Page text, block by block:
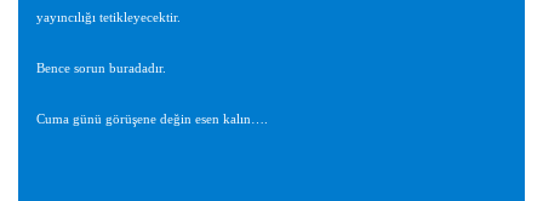
yayıncılığı tetikleyecektir.
Bence sorun buradadır.
Cuma günü görüşene değin esen kalın….